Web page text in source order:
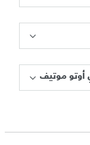
أوتو موتيف